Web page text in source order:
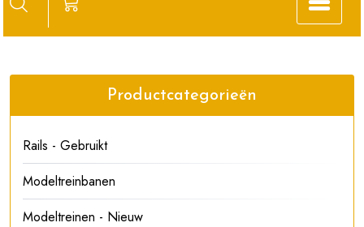
Productcategorieën
Rails - Gebruikt
Modeltreinbanen
Modeltreinen - Nieuw